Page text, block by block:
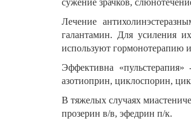
сужение зрачков,
Лечение
галантамин. Для усиления
используют гормонотерапию
Эффективна
азотиоприн, циклоспорин,
В тяжелых случаях
прозерин в/в, эфедрин п/к.